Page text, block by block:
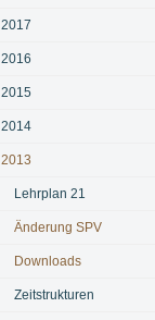
2017
2016
2015
2014
2013
Lehrplan 21
Änderung SPV
Downloads
Zeitstrukturen